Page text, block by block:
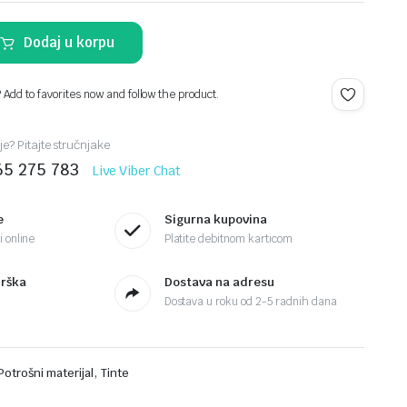
Dodaj u korpu
to favorites now and follow the product.
Pitajte stručnjake
275 783 Live Viber Chat
online
Sigurna kupovina
Platite debitnom karticom
Dostava na adresu
Dostava u roku od 2-5 radnih dana
materijal, Tinte